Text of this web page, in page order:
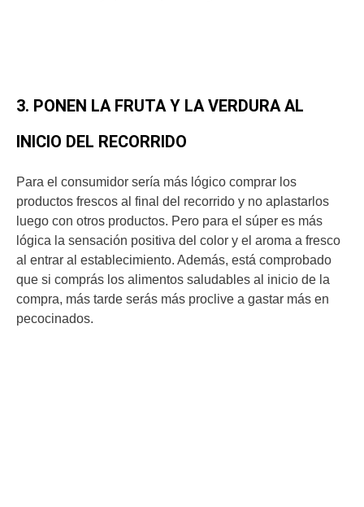
3. PONEN LA FRUTA Y LA VERDURA AL
INICIO DEL RECORRIDO
Para el consumidor sería más lógico comprar los
productos frescos al final del recorrido y no aplastarlos
luego con otros productos. Pero para el súper es más
lógica la sensación positiva del color y el aroma a fresco
al entrar al establecimiento. Además, está comprobado
que si comprás los alimentos saludables al inicio de la
compra, más tarde serás más proclive a gastar más en
pecocinados.